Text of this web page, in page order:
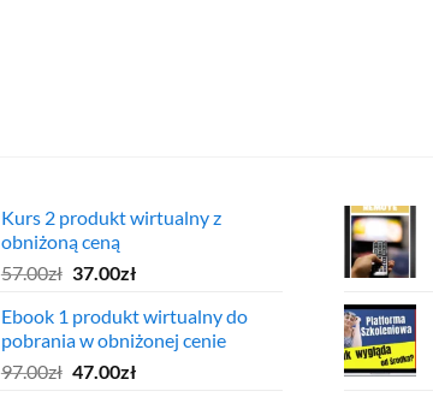
Kurs 2 produkt wirtualny z
obniżoną ceną
57.00zł Pierwotna
wynosiła:
57.00zł.
37.00złAktualna
wynosi:
37.00zł.
Ebook 1 produkt wirtualny do
pobrania w obniżonej cenie
97.00zł Pierwotna
47.00złAktualna